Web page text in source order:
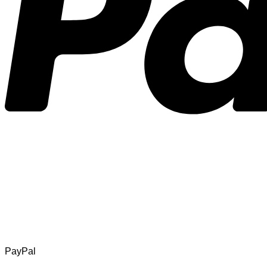
PayPal